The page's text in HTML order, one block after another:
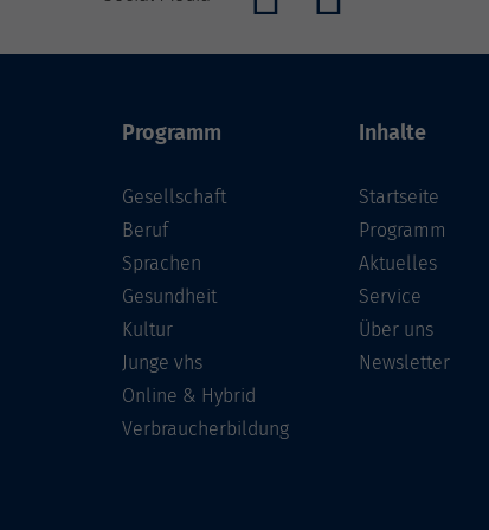
Programm
Gesellschaft
Beruf
Sprachen
Gesundheit
Kultur
Junge vhs
Online & Hybrid
Verbraucherbildung
Inhalte
Startseite
Programm
Aktuelles
Service
Über uns
Newsletter